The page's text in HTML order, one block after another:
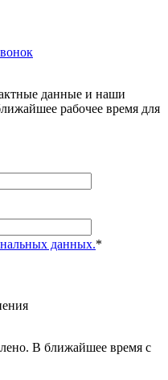
данные и наши
рабочее время для
данных.*
В ближайшее время с